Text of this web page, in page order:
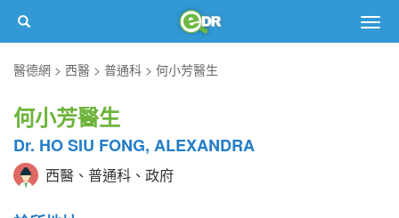
醫德網
西醫 普通科 何小芳醫生
何小芳醫生
Dr. HO SIU FONG, ALEXANDRA
西醫、普通科、政府